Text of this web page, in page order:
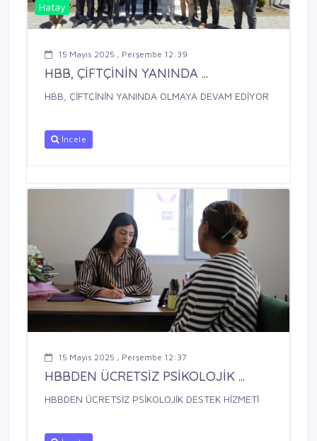
Hatay
15 Mayıs 2025 , Perşembe 12:39
HBB, ÇİFTÇİNİN YANINDA ...
HBB, ÇİFTÇİNİN YANINDA OLMAYA DEVAM EDİYOR
İncele
15 Mayıs 2025 , Perşembe 12:37
HBBDEN ÜCRETSİZ PSİKOLOJİK ...
HBBDEN ÜCRETSİZ PSİKOLOJİK DESTEK HİZMETİ